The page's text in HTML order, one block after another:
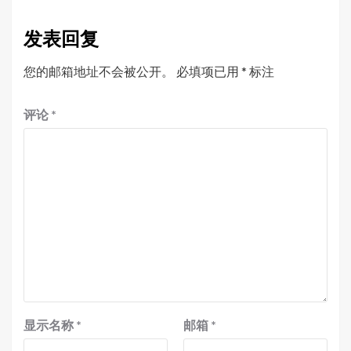
发表回复
您的邮箱地址不会被公开。 必填项已用 * 标注
评论 *
显示名称 * 邮箱 *